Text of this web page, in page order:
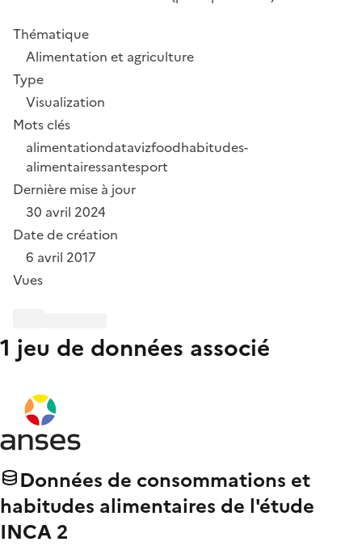
Thématique
Alimentation et agriculture
Type
Visualization
Mots clés
alimentationdatavizfoodhabitudes-
alimentairessantesport
Dernière mise à jour
30 avril 2024
Date de création
6 avril 2017
Vues
1 jeu de données associé
Données de consommations et
habitudes alimentaires de l'étude
INCA 2